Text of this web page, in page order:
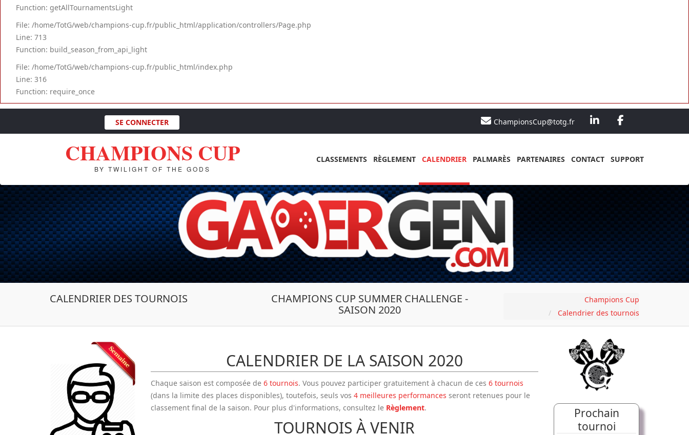
Function: getAllTournamentsLight
File: /home/TotG/web/champions-cup.fr/public_html/application/controllers/Page.php
Line: 713
Function: build_season_from_api_light
File: /home/TotG/web/champions-cup.fr/public_html/index.php
Line: 316
Function: require_once
SE CONNECTER ChampionsCup@totg.fr
CHAMPIONS CUP
BY TWILIGHT OF THE GODS
CLASSEMENTS RÈGLEMENT CALENDRIER PALMARÈS PARTENAIRES CONTACT SUPPORT
CALENDRIER DES TOURNOIS
CHAMPIONS CUP SUMMER CHALLENGE -
SAISON 2020
Champions Cup
Calendrier des tournois
CALENDRIER DE LA SAISON 2020
Chaque saison est composée de 6 tournois. Vous pouvez participer gratuitement à chacun de ces 6 tournois
(dans la limite des places disponibles), toutefois, seuls vos 4 meilleures performances seront retenues pour le
classement final de la saison. Pour plus d'informations, consultez le Règlement.
TOURNOIS À VENIR
Prochain
tournoi